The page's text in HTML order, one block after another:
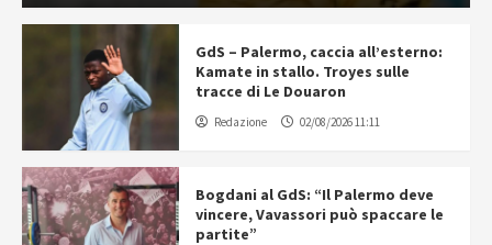
GdS – Palermo, caccia all’esterno:
Kamate in stallo. Troyes sulle
tracce di Le Douaron
Redazione 02/08/2026 11:11
Bogdani al GdS: “Il Palermo deve
vincere, Vavassori può spaccare le
partite”